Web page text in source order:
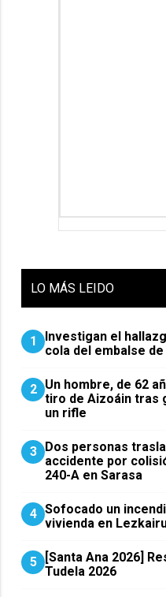
LO MÁS LEIDO
1
Investigan el
cola del embalse
2 Un hombre, de 62
tiro de Aizoáin tras
un rifle
3 ​Dos personas
accidente por
240-A en Sarasa
4 Sofocado un
vivienda en
5
[Santa Ana 2026]
Tudela 2026